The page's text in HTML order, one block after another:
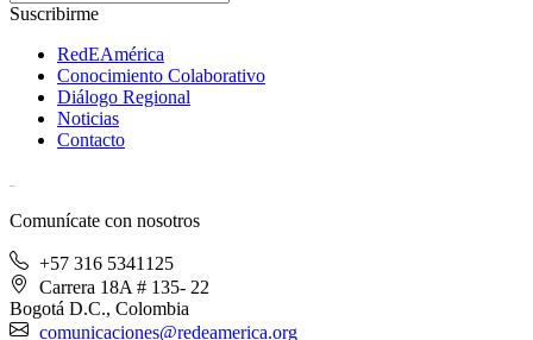
Suscribirme
RedEAmérica
Conocimiento Colaborativo
Diálogo Regional
Noticias
Contacto
Comunícate con nosotros
+57 316 5341125
Carrera 18A # 135- 22
Bogotá D.C., Colombia
comunicaciones@redeamerica.org